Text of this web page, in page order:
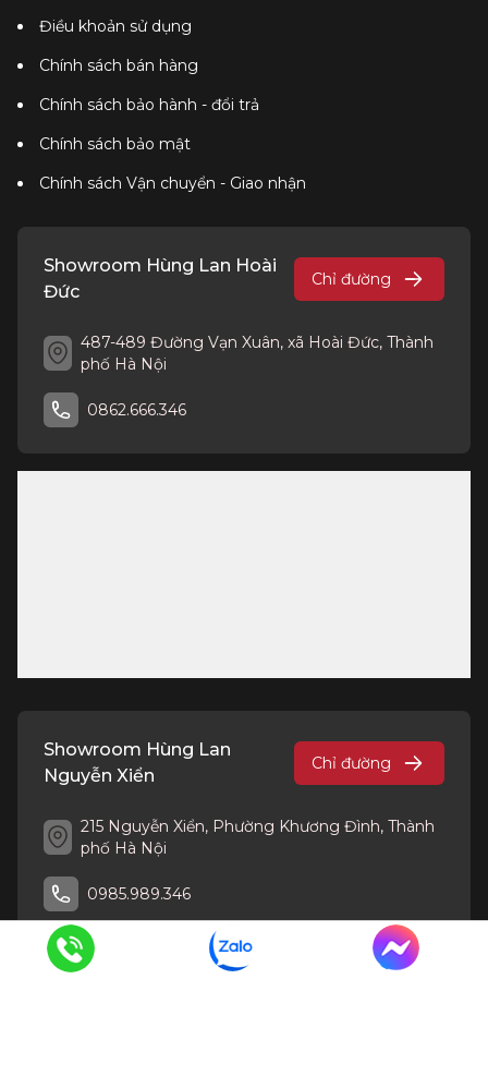
Điều khoản sử dụng
Chính sách bán hàng
Chính sách bảo hành - đổi trả
Chính sách bảo mật
Chính sách Vận chuyển - Giao nhận
Showroom Hùng Lan Hoài
Đức
Chỉ đường
487-489 Đường Vạn Xuân, xã Hoài Đức, Thành
phố Hà Nội
0862.666.346
Showroom Hùng Lan
Nguyễn Xiển
Chỉ đường
215 Nguyễn Xiển, Phường Khương Đình, Thành
phố Hà Nội
0985.989.346